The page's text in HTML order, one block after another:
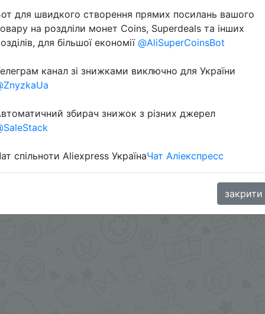
Перейти
%2B8jHVizJO6XY3M2Qy
для швидкого створення прямих посилань вашого
на роздліли монет Coins, Superdeals та інших
для більшої економії @AliSuperCoinsBot
канал зі знижками виключно для України
збирач знижок з різних джерел
спільноти Aliexpress УкраїнаЧат Аліекспресс
закрити